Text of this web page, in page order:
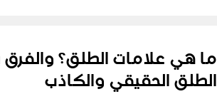
ما هي علامات الطلق؟ والفرق
الطلق الحقيقي والكاذب